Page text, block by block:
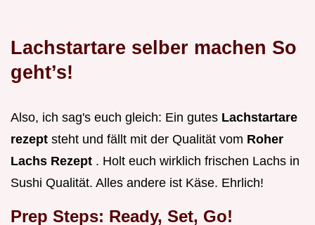
Lachstartare selber machen So
geht’s!
Also, ich sag's euch gleich: Ein gutes Lachstartare
rezept steht und fällt mit der Qualität vom Roher
Lachs Rezept . Holt euch wirklich frischen Lachs in
Sushi Qualität. Alles andere ist Käse. Ehrlich!
Prep Steps: Ready, Set, Go!